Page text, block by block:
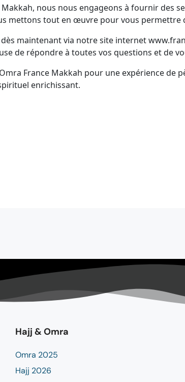
Makkah, nous nous engageons à fournir des
mettons tout en œuvre pour vous permettre
dès maintenant via notre site internet
de répondre à toutes vos questions et de
France Makkah pour une expérience
enrichissant.
Hajj & Omra
Omra 2025
Hajj 2026